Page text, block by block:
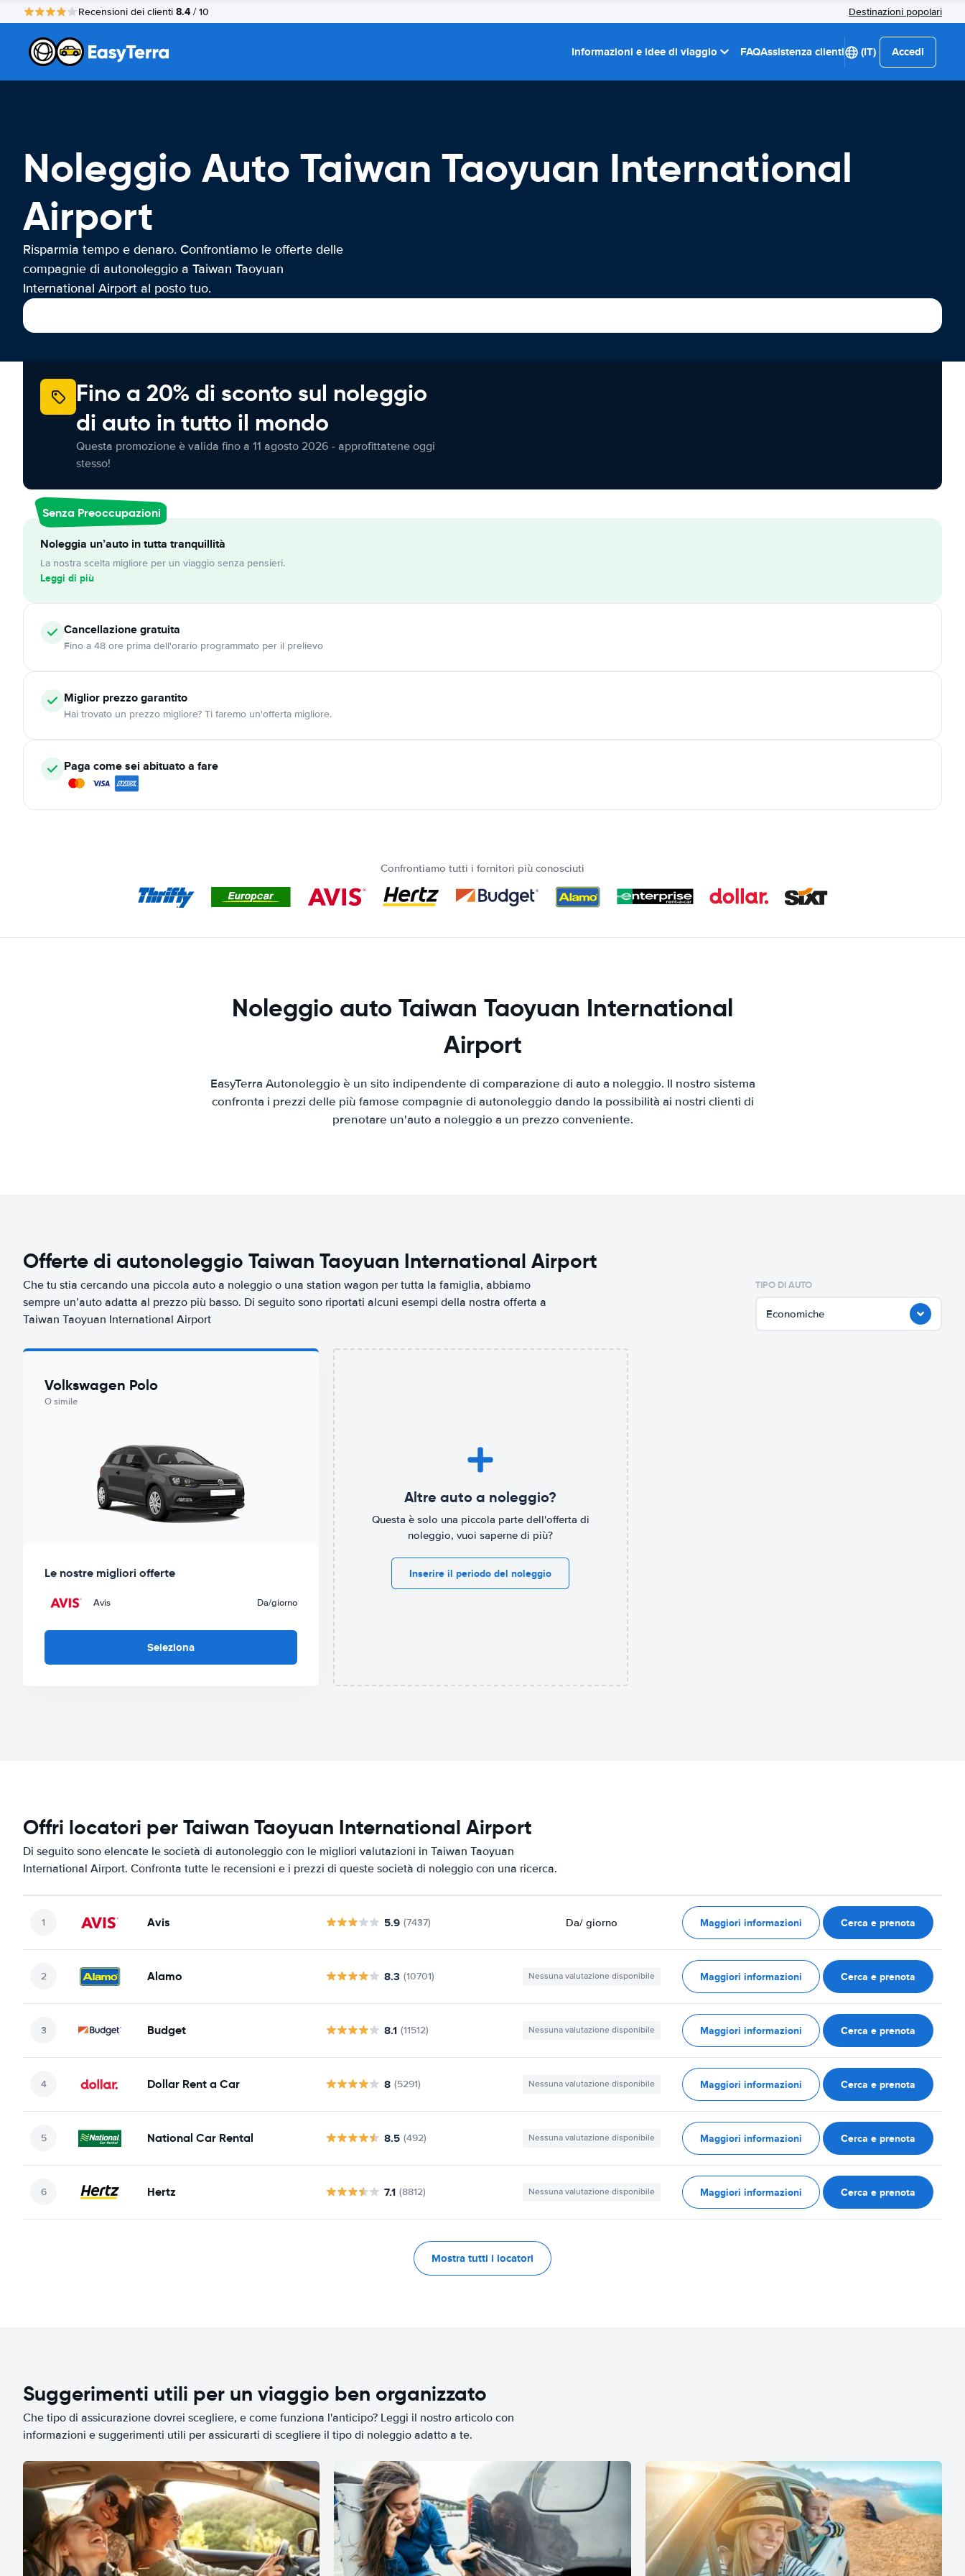
Recensioni dei clienti 8.4 / 10 Destinazioni popolari
Informazioni e idee di viaggio FAQAssistenza clienti (IT) Accedi
Noleggio Auto Taiwan Taoyuan International
Airport
Risparmia tempo e denaro. Confrontiamo le offerte delle
compagnie di autonoleggio a Taiwan Taoyuan
International Airport al posto tuo.
Fino a 20% di sconto sul noleggio
di auto in tutto il mondo
Questa promozione è valida fino a 11 agosto 2026 - approfittatene oggi
stesso!
Senza Preoccupazioni
Noleggia un’auto in tutta tranquillità
La nostra scelta migliore per un viaggio senza pensieri.
Leggi di più
Cancellazionegratuita
Fino a 48 ore prima dell'orario programmato per il prelievo
Miglior prezzo garantito
Hai trovato un prezzo migliore? Ti faremo un'offerta migliore.
Paga come sei abituato a fare
Confrontiamo tutti i fornitori più conosciuti
Noleggio auto Taiwan Taoyuan International
Airport
EasyTerra Autonoleggio è un sito indipendente di comparazione di auto a noleggio. Il nostro sistema
confronta i prezzi delle più famose compagnie di autonoleggio dando la possibilità ai nostri clienti di
prenotare un'auto a noleggio a un prezzo conveniente.
Offerte di autonoleggio Taiwan Taoyuan International Airport
Che tu stia cercando una piccola auto a noleggio o una station wagon per tutta la famiglia, abbiamo
sempre un’auto adatta al prezzo più basso. Di seguito sono riportati alcuni esempi della nostra offerta a
Taiwan Taoyuan International Airport
TIPO DI AUTO
Economiche
Volkswagen Polo
O simile
Le nostre migliori offerte
Avis Da/giorno
Seleziona
Altre auto a noleggio?
Questa è solo una piccola parte dell'offerta di
noleggio, vuoi saperne di più?
Inserire il periodo del noleggio
Offri locatori per Taiwan Taoyuan International Airport
Di seguito sono elencate le società di autonoleggio con le migliori valutazioni in Taiwan Taoyuan
International Airport. Confronta tutte le recensioni e i prezzi di queste società di noleggio con una ricerca.
Avis 5.9 (7437) Da/ giorno Maggiori informazioni Cerca e prenota
Alamo 8.3 (10701) Nessuna valutazione disponibile Maggiori informazioni Cerca e prenota
Budget 8.1 (11512) Nessuna valutazione disponibile Maggiori informazioni Cerca e prenota
Dollar Rent a Car 8 (5291) Nessuna valutazione disponibile Maggiori informazioni Cerca e prenota
National Car Rental 8.5 (492) Nessuna valutazione disponibile Maggiori informazioni Cerca e prenota
Hertz 7.1 (8812) Nessuna valutazione disponibile Maggiori informazioni Cerca e prenota
Mostra tutti i locatori
Suggerimenti utili per un viaggio ben organizzato
Che tipo di assicurazione dovrei scegliere, e come funziona l'anticipo? Leggi il nostro articolo con
informazioni e suggerimenti utili per assicurarti di scegliere il tipo di noleggio adatto a te.